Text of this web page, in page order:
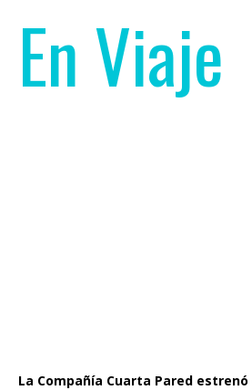
En Viaje
La Compañía Cuarta Pared estrenó